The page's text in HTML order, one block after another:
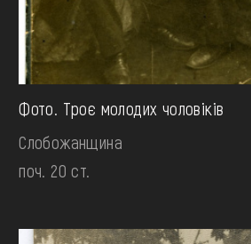
Фото. Троє молодих чоловіків
Слобожанщина
поч. 20 ст.